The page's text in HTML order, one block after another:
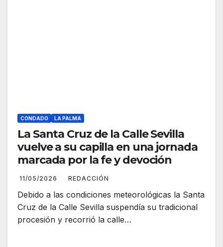
CONDADO LA PALMA
La Santa Cruz de la Calle Sevilla
vuelve a su capilla en una jornada
marcada por la fe y devoción
11/05/2026 REDACCIÓN
Debido a las condiciones meteorológicas la Santa
Cruz de la Calle Sevilla suspendía su tradicional
procesión y recorrió la calle…